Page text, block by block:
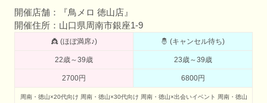
開催店舗：『鳥メロ 徳山店』
開催住所：山口県周南市銀座1-9
👸 (ほぼ満席♪) 🤴 (キャンセル待ち)
22歳～39歳 23歳～39歳
2700円 6800円
周南・徳山×20代向け 周南・徳山×30代向け 周南・徳山×出会いイベント
周南・徳山